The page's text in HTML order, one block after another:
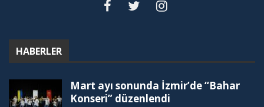
HABERLER
Mart ayı sonunda İzmir’de “Bahar
Konseri” düzenlendi